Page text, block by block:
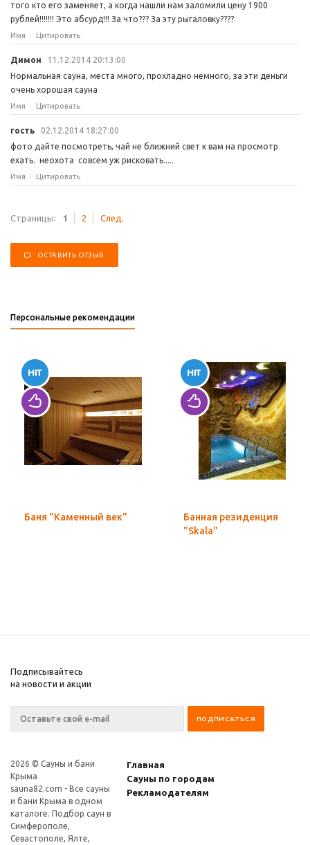
того кто его заменяет, а когда нашли нам заломили цену 1900
рублей!!!!!!! Это абсурд!!! За что??? За эту рыгаловку????
Имя Цитировать
Димон
11.12.2014 20:13:00
Нормальная сауна, места много, прохладно немного, за эти деньги
очень хорошая сауна
Имя Цитировать
гость
02.12.2014 18:27:00
фото дайте посмотреть, чай не ближний свет к вам на просмотр
ехать. неохота совсем уж рисковать.....
Имя Цитировать
Страницы: 1 2 След.
ОСТАВИТЬ ОТЗЫВ
Персональные рекомендации
Баня "Каменный век"
Банная резиденция
"Skala"
Подписывайтесь
на новости и акции
2026 © Сауны и бани
Крыма
sauna82.com - Все сауны
и бани Крыма в одном
каталоге. Подбор саун в
Симферополе,
Севастополе, Ялте,
Главная
Сауны по городам
Рекламодателям